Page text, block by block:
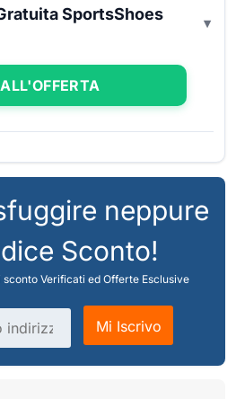
SportsShoes
neppure
Sconto!
Verificati ed Offerte Esclusive
Mi Iscrivo